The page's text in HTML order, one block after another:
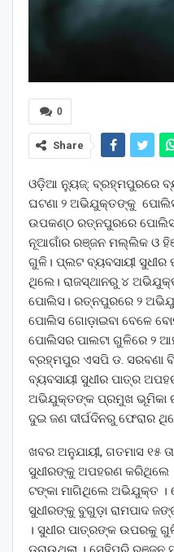
0
Share
ଓଡ଼ିଆ ନ୍ୟୁଜ୍: ବ୍ରହ୍ମପୁରରେ
ଘଟଣା ୨ ଅଭିଯୁକ୍ତଙ୍କୁ
ଉପକଣ୍ଠ ରତ୍ନପୁରରେ
ନୂଆଗାଁର ରଞ୍ଜନ ମଲ୍ଲିକ ଓ
ଗୁଳି। ପ୍ଲଟ ବ୍ୟବସାୟୀ ସୁଧୀର
ଥିଲେ। ରାଜସ୍ଥାନରୁ ୪
ପୋଲିସ। ରତ୍ନପୁରରେ ୨
ପୋଲିସ ଗୋଡ଼ାଇବା ବେଳେ
ପୋଲିସର ପାଲଟା ଗୁଳିରେ ୨
ବ୍ରହ୍ମପୁର ଏସପି ଡ. ସରବଣା
ବ୍ୟବସାୟୀ ସୁଧୀର ପାତ୍ର
ଅଭିଯୁକ୍ତଙ୍କ ପ୍ରମୁଖ ଭୂମିକା
ଦୁଇ ଜଣ ଦୀର୍ଘଦିନରୁ ଫେରାର
ଖବର ଅନୁଯାୟୀ, ଗତମାସ ୧୫
ସୁଧୀରଙ୍କୁ ଅପହରଣ କରିଥିଲେ
ଟଙ୍କା ମାଗିଥିଲେ ଅଭିଯୁକ୍ତ ।
ସୁଧୀରଙ୍କୁ ବୁଗୁଡ଼ା ରାମପାଦ
। ସୁଧୀର ପାତ୍ରଙ୍କ ଉପରକୁ